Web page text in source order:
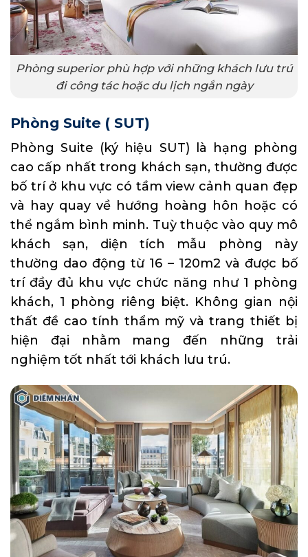
Phòng superior phù hợp với những khách lưu trú
đi công tác hoặc du lịch ngắn ngày
Phòng Suite ( SUT)
Phòng Suite (ký hiệu SUT) là hạng phòng
cao cấp nhất trong khách sạn, thường được
bố trí ở khu vực có tầm view cảnh quan đẹp
và hay quay về hướng hoàng hôn hoặc có
thể ngắm bình minh. Tuỳ thuộc vào quy mô
khách sạn, diện tích mẫu phòng này
thường dao động từ 16 – 120m2 và được bố
trí đầy đủ khu vực chức năng như 1 phòng
khách, 1 phòng riêng biệt. Không gian nội
thất đề cao tính thẩm mỹ và trang thiết bị
hiện đại nhằm mang đến những trải
nghiệm tốt nhất tới khách lưu trú.